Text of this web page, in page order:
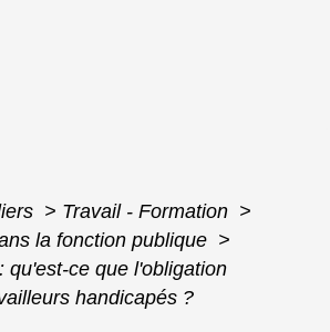
> Travail - Formation >
la fonction publique >
qu'est-ce que l'obligation
handicapés ?